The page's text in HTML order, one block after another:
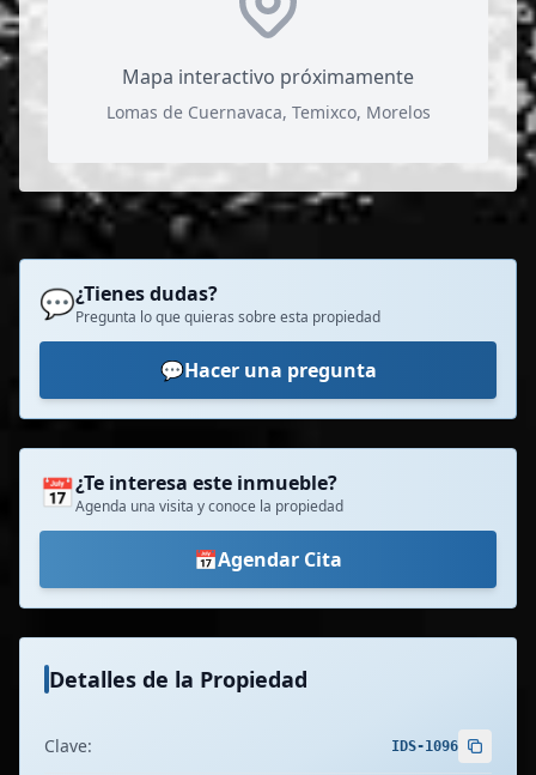
Mapa interactivo próximamente
Lomas de Cuernavaca, Temixco, Morelos
💬¿Tienes dudas?
Pregunta lo que quieras sobre esta propiedad
💬Hacer una pregunta
📅¿Te interesa este inmueble?
Agenda una visita y conoce la propiedad
📅Agendar Cita
Detalles de la Propiedad
Clave: IDS-1096